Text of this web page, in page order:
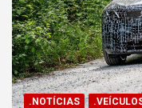
.NOTÍCIAS